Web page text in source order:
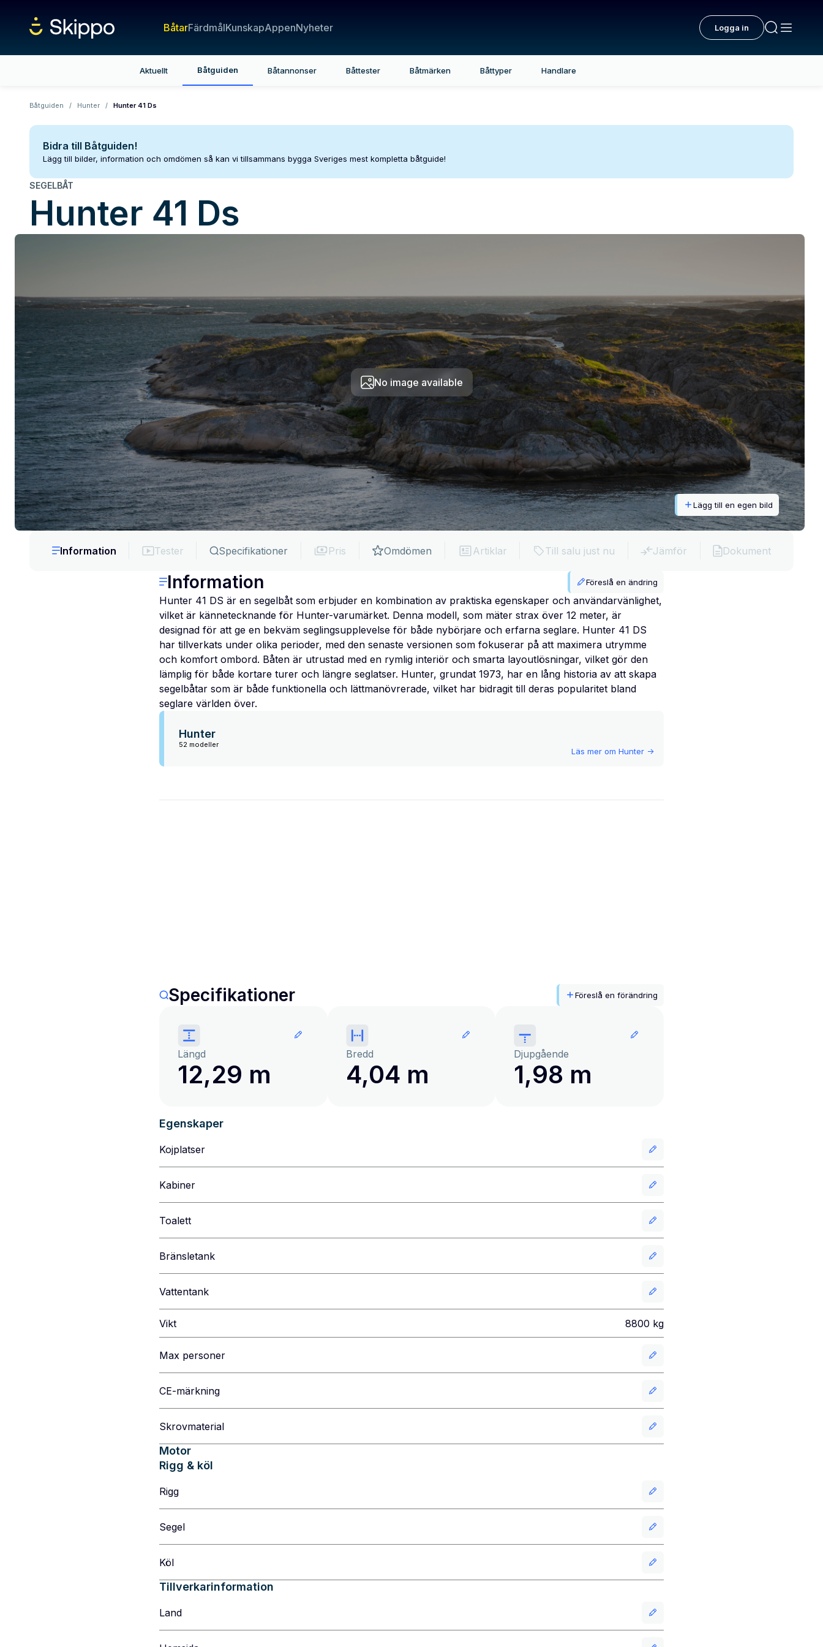
BåtarFärdmålKunskapAppenNyheter Logga in
Aktuellt Båtguiden Båtannonser Båttester Båtmärken Båttyper Handlare
Båtguiden / Hunter / Hunter 41 Ds
Bidra till Båtguiden!
Lägg till bilder, information och omdömen så kan vi tillsammans bygga Sveriges mest kompletta båtguide!
SEGELBÅT
Hunter 41 Ds
No image available
Lägg till en egen bild
Information Tester Specifikationer Pris Omdömen Artiklar Till salu just nu Jämför Dokument
Information Föreslå en ändring
Hunter 41 DS är en segelbåt som erbjuder en kombination av praktiska egenskaper och användarvänlighet,
vilket är kännetecknande för Hunter-varumärket. Denna modell, som mäter strax över 12 meter, är
designad för att ge en bekväm seglingsupplevelse för både nybörjare och erfarna seglare. Hunter 41 DS
har tillverkats under olika perioder, med den senaste versionen som fokuserar på att maximera utrymme
och komfort ombord. Båten är utrustad med en rymlig interiör och smarta layoutlösningar, vilket gör den
lämplig för både kortare turer och längre seglatser. Hunter, grundat 1973, har en lång historia av att skapa
segelbåtar som är både funktionella och lättmanövrerade, vilket har bidragit till deras popularitet bland
seglare världen över.
Hunter
52 modeller
Läs mer om Hunter ->
Specifikationer Föreslå en förändring
Längd
12,29 m
Bredd
4,04 m
Djupgående
1,98 m
Egenskaper
Kojplatser
Kabiner
Toalett
Bränsletank
Vattentank
Vikt 8800 kg
Max personer
CE-märkning
Skrovmaterial
Motor
Rigg & köl
Rigg
Segel
Köl
Tillverkarinformation
Land